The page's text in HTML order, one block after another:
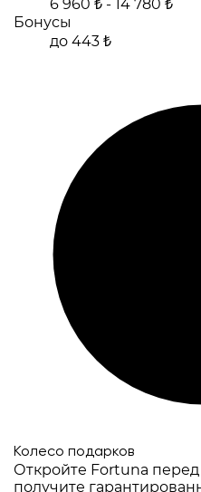
6 960 ₺ - 14 780 ₺
Бонусы
до 443 ₺
Колесо подарков
Откройте Fortuna
получите